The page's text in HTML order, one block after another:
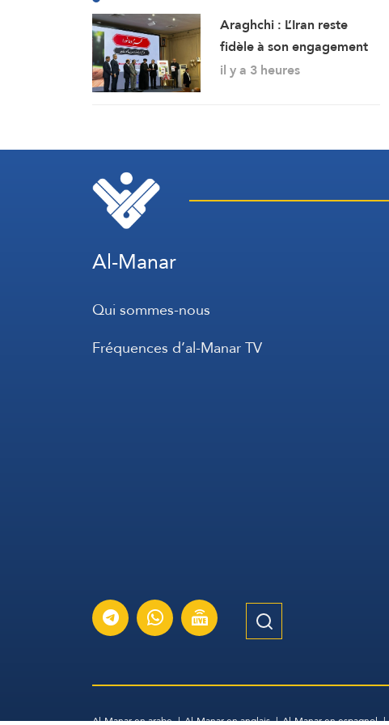
Araghchi : L’Iran reste
fidèle à son engagement
envers la résistance et la
il y a 3 heures
Al-Manar
Qui sommes-nous
Fréquences d’al-Manar TV
Al-Manar en arabe Al-Manar en anglais Al-Manar en espagnol